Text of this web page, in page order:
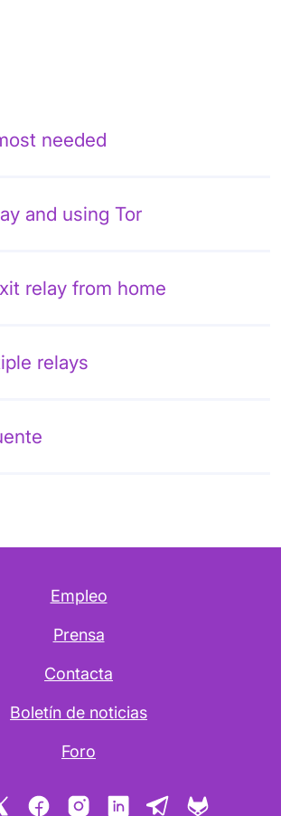
needed
and using Tor
relay from home
relays
Empleo
Prensa
Contacta
Boletín de noticias
Foro
FacebookInstagramLinkedInTelegram